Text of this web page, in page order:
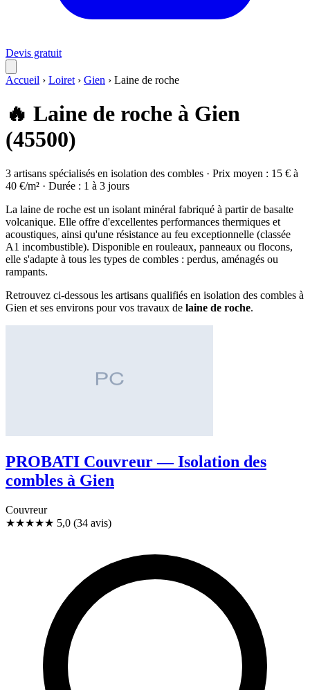
Devis gratuit
Accueil › Loiret › Gien › Laine de roche
🔥 Laine de roche à Gien
(45500)
3 artisans spécialisés en isolation des combles · Prix moyen : 15 € à
40 €/m² · Durée : 1 à 3 jours
La laine de roche est un isolant minéral fabriqué à partir de basalte
volcanique. Elle offre d'excellentes performances thermiques et
acoustiques, ainsi qu'une résistance au feu exceptionnelle (classée
A1 incombustible). Disponible en rouleaux, panneaux ou flocons,
elle s'adapte à tous les types de combles : perdus, aménagés ou
rampants.
Retrouvez ci-dessous les artisans qualifiés en isolation des combles à
Gien et ses environs pour vos travaux de laine de roche.
PROBATI Couvreur — Isolation des
combles à Gien
Couvreur
★★★★★ 5,0 (34 avis)